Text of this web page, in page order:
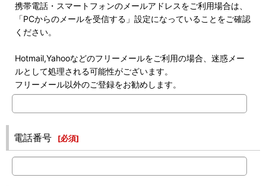
携帯電話・スマートフォンのメールアドレスをご利用場合は、
「PCからのメールを受信する」設定になっていることをご確認
ください。
Hotmail,Yahooなどのフリーメールをご利用の場合、迷惑メー
ルとして処理される可能性がございます。
フリーメール以外のご登録をお勧めします。
電話番号 [必須]